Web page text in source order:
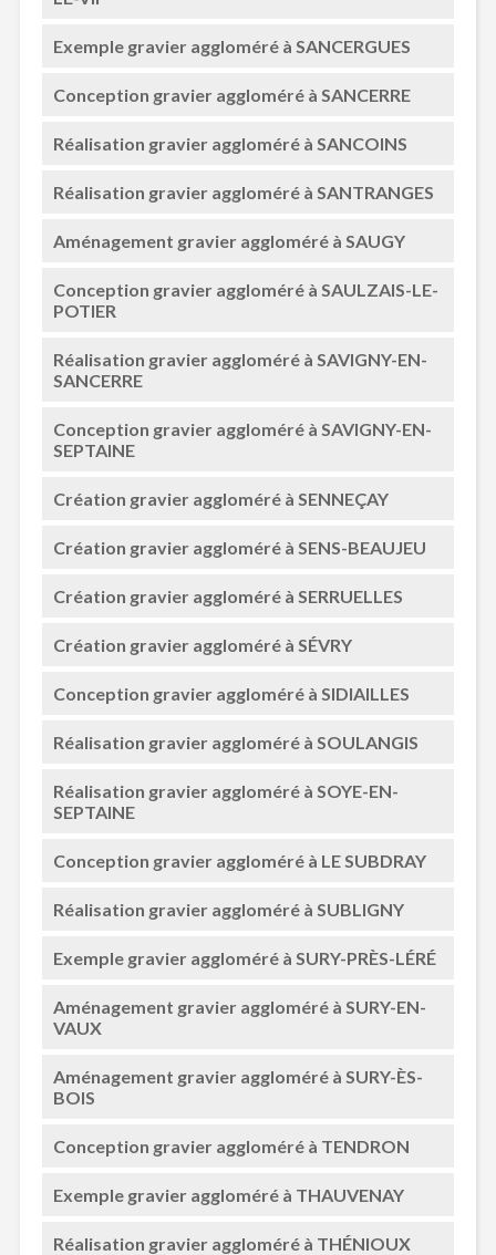
Exemple gravier aggloméré à SANCERGUES
Conception gravier aggloméré à SANCERRE
Réalisation gravier aggloméré à SANCOINS
Réalisation gravier aggloméré à SANTRANGES
Aménagement gravier aggloméré à SAUGY
Conception gravier aggloméré à SAULZAIS-LE-
POTIER
Réalisation gravier aggloméré à SAVIGNY-EN-
SANCERRE
Conception gravier aggloméré à SAVIGNY-EN-
SEPTAINE
Création gravier aggloméré à SENNEÇAY
Création gravier aggloméré à SENS-BEAUJEU
Création gravier aggloméré à SERRUELLES
Création gravier aggloméré à SÉVRY
Conception gravier aggloméré à SIDIAILLES
Réalisation gravier aggloméré à SOULANGIS
Réalisation gravier aggloméré à SOYE-EN-
SEPTAINE
Conception gravier aggloméré à LE SUBDRAY
Réalisation gravier aggloméré à SUBLIGNY
Exemple gravier aggloméré à SURY-PRÈS-LÉRÉ
Aménagement gravier aggloméré à SURY-EN-
VAUX
Aménagement gravier aggloméré à SURY-ÈS-
BOIS
Conception gravier aggloméré à TENDRON
Exemple gravier aggloméré à THAUVENAY
Réalisation gravier aggloméré à THÉNIOUX